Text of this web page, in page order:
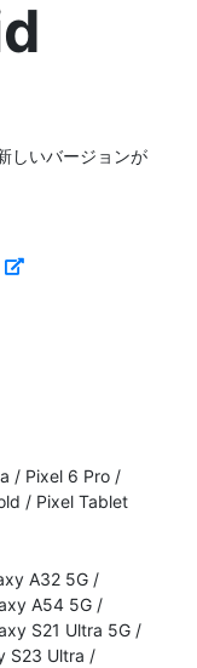
しいバージョンが
/ Pixel 6 Pro /
/ Pixel Tablet
A32 5G /
A54 5G /
S21 Ultra 5G /
S23 Ultra /